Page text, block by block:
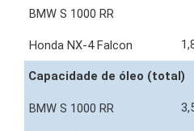
Capacidade de óleo (total)